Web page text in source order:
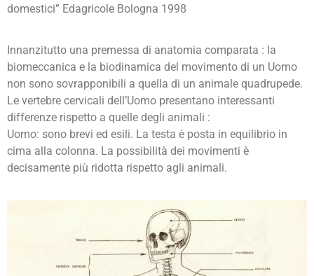
domestici” Edagricole Bologna 1998
Innanzitutto una premessa di anatomia comparata : la
biomeccanica e la biodinamica del movimento di un Uomo
non sono sovrapponibili a quella di un animale quadrupede.
Le vertebre cervicali dell’Uomo presentano interessanti
differenze rispetto a quelle degli animali :
Uomo: sono brevi ed esili. La testa è posta in equilibrio in
cima alla colonna. La possibilità dei movimenti è
decisamente più ridotta rispetto agli animali.